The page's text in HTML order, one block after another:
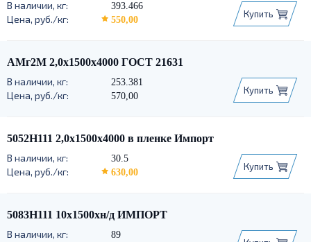
393.466
550,00
Купить
АМг2М 2,0х1500х4000 ГОСТ 21631
253.381
570,00
Купить
5052Н111 2,0х1500х4000 в пленке Импорт
30.5
630,00
Купить
5083Н111 10х1500хн/д ИМПОРТ
89